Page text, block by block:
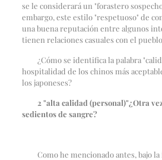
se le considerará un "forastero
embargo, este estilo "respetuoso" de
una buena reputación entre algunos
tienen relaciones casuales con el
¿Cómo se identifica la palabra
hospitalidad de los chinos más
los japoneses?
2 "alta calidad (personal)"¿Otra
sedientos de sangre?
Como he mencionado antes, bajo